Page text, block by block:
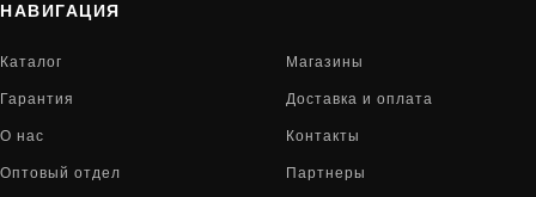
НАВИГАЦИЯ
Каталог Магазины
Гарантия Доставка и оплата
О нас Контакты
Оптовый отдел Партнеры